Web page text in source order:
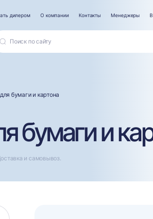
дилером О компании Контакты Менеджеры
бумаги и картона
бумаги и
и самовывоз.